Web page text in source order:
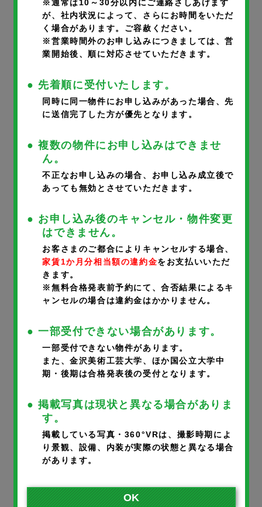
部屋番号※
申込者氏名※
携帯番号 ※
メールアドレス※
※ご入力いただいたメールアドレスに完了メールが届きます。
※携帯のアドレスの方は、宛先指定受信で@noka.co.jpをご登録
ください。
入居者さまとの続柄※
※通常は10～30分以内にご連絡さしあげます
が、社内状況によって、さらにお時間をいただ
く場合があります。ご容赦ください。
※営業時間外のお申し込みにつきましては、営
業開始後、順に対応させていただきます。
● 先着順に受付いたします。
同時に同一物件にお申し込みがあった場合、先
に送信完了した方が優先となります。
● 複数の物件にお申し込みはできませ
ん。
不正なお申し込みの場合、お申し込み成立後で
あっても無効とさせていただきます。
● お申し込み後のキャンセル・物件変更
はできません。
お客さまのご都合によりキャンセルする場合、
家賃1か月分相当額の違約金をお支払いいただ
きます。
※無料合格発表前予約にて、合否結果によるキ
ャンセルの場合は違約金はかかりません。
● 一部受付できない場合があります。
一部受付できない物件があります。
また、金沢美術工芸大学、ほか国公立大学中
期・後期は合格発表後の受付となります。
● 掲載写真は現状と異なる場合がありま
す。
掲載している写真・360°VRは、撮影時期によ
り景観、設備、内装が実際の状態と異なる場合
があります。
OK